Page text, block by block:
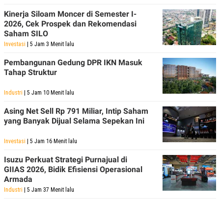
Kinerja Siloam Moncer di Semester I-
2026, Cek Prospek dan Rekomendasi
Saham SILO
Investasi | 5 Jam 3 Menit lalu
Pembangunan Gedung DPR IKN Masuk
Tahap Struktur
Industri | 5 Jam 10 Menit lalu
Asing Net Sell Rp 791 Miliar, Intip Saham
yang Banyak Dijual Selama Sepekan Ini
Investasi | 5 Jam 16 Menit lalu
Isuzu Perkuat Strategi Purnajual di
GIIAS 2026, Bidik Efisiensi Operasional
Armada
Industri | 5 Jam 37 Menit lalu